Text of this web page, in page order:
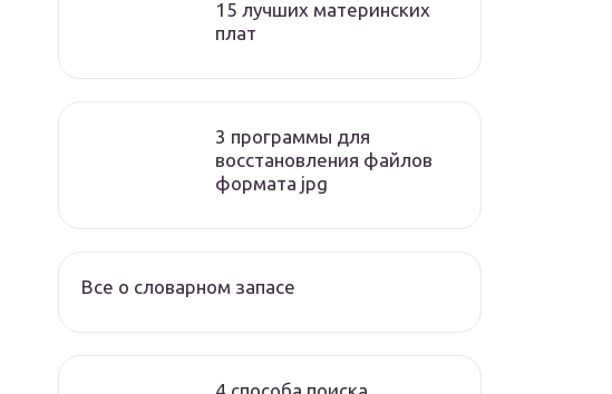
15 лучших материнских
плат
3 программы для
восстановления файлов
формата jpg
Все о словарном запасе